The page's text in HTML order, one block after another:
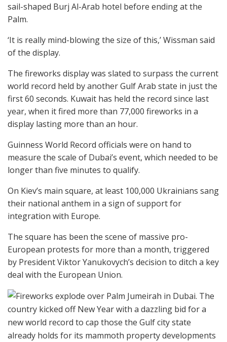
sail-shaped Burj Al-Arab hotel before ending at the
Palm.
‘It is really mind-blowing the size of this,’ Wissman said
of the display.
The fireworks display was slated to surpass the current
world record held by another Gulf Arab state in just the
first 60 seconds. Kuwait has held the record since last
year, when it fired more than 77,000 fireworks in a
display lasting more than an hour.
Guinness World Record officials were on hand to
measure the scale of Dubai’s event, which needed to be
longer than five minutes to qualify.
On Kiev’s main square, at least 100,000 Ukrainians sang
their national anthem in a sign of support for
integration with Europe.
The square has been the scene of massive pro-
European protests for more than a month, triggered
by President Viktor Yanukovych’s decision to ditch a key
deal with the European Union.